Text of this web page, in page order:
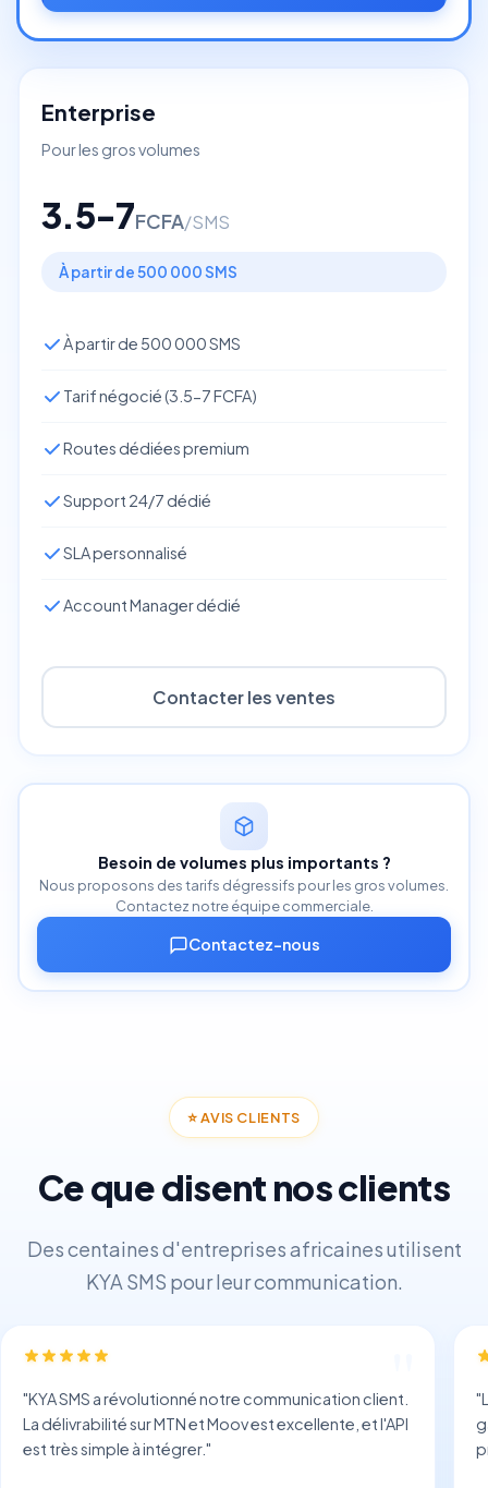
Enterprise
Pour les gros volumes
3.5-7FCFA/SMS
À partir de 500 000 SMS
À partir de 500 000 SMS
Tarif négocié (3.5-7 FCFA)
Routes dédiées premium
Support 24/7 dédié
SLA personnalisé
Account Manager dédié
Contacter les ventes
Besoin de volumes plus importants ?
Nous proposons des tarifs dégressifs pour les gros volumes.
Contactez notre équipe commerciale.
Contactez-nous
⭐AVIS CLIENTS
Ce que disent nos clients
Des centaines d'entreprises africaines utilisent
KYA SMS pour leur communication.
"KYA SMS a révolutionné notre communication client.
La délivrabilité sur MTN et Moov est excellente, et l'API
est très simple à intégrer."
"